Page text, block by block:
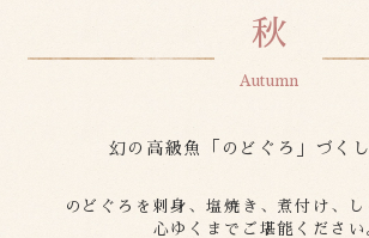
秋
幻の高級魚「のどぐろ」づく
のどぐろを刺身、塩焼き、煮付け、
心ゆくまでご堪能ください